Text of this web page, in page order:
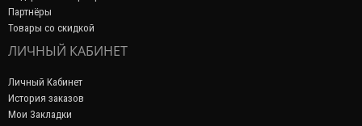
Партнёры
Товары со скидкой
ЛИЧНЫЙ КАБИНЕТ
Личный Кабинет
История заказов
Мои Закладки